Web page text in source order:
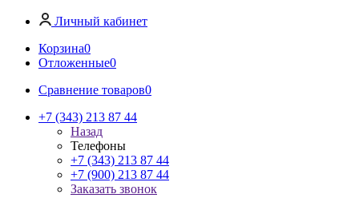
Личный кабинет
Корзина0
Отложенные0
Сравнение товаров0
+7 (343) 213 87 44
Назад
Телефоны
+7 (343) 213 87 44
+7 (900) 213 87 44
Заказать звонок